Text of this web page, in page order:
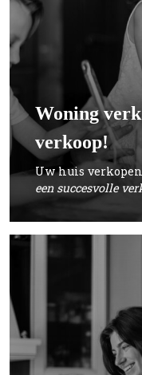
Woning
verkoop!
Uw huis
een succesvolle